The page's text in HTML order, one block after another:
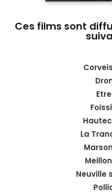
Ces films sont
La
Neuville